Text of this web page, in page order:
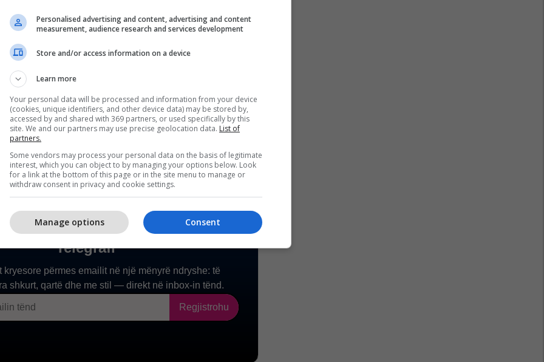
disa vite na paralajmëron, por pas pranisë së
s është bërë shumë. Edhe verën e kaluar
e përshëndesim aksionin për heqjen e
rreth plazheve nga Ohri, por për fat të keq nuk
Strugë. Prandaj bëj thirrje që edhe Struga të
të duhur", tha Zaev./Telegrafi/
Personalised advertising and content, advertising and content
measurement, audience research and services development
Store and/or access information on a device
Learn more
Your personal data will be processed and information from your device
(cookies, unique identifiers, and other device data) may be stored by,
accessed by and shared with 369 partners, or used specifically by this
site. We and our partners may use precise geolocation data. List of
partners.
Some vendors may process your personal data on the basis of legitimate
interest, which you can object to by managing your options below. Look
for a link at the bottom of this page or in the site menu to manage or
withdraw consent in privacy and cookie settings.
Consent
Manage options